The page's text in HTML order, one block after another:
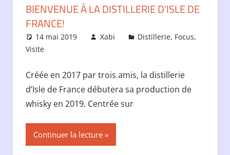
BIENVENUE À LA DISTILLERIE D’ISLE DE
FRANCE!
14 mai 2019 Xabi Distillerie, Focus,
Visite
Créée en 2017 par trois amis, la distillerie
d’Isle de France débutera sa production de
whisky en 2019. Centrée sur
Continuer la lecture